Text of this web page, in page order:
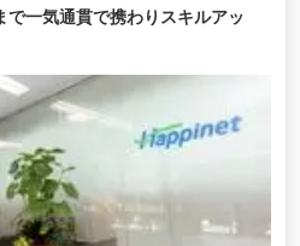
一気通貫で携わりスキルアッ